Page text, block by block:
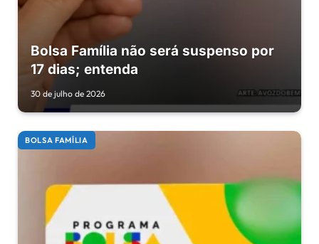
Bolsa Família não será suspenso por
17 dias; entenda
30 de julho de 2026
BOLSA FAMÍLIA